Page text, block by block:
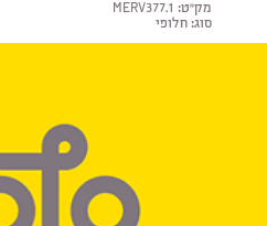
מק"ט: MERV377.1
סוג: חלופי